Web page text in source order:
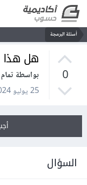
أسئلة البرمجة
0
هل هذا
بواسطة
25 يوليو 2024
السؤال